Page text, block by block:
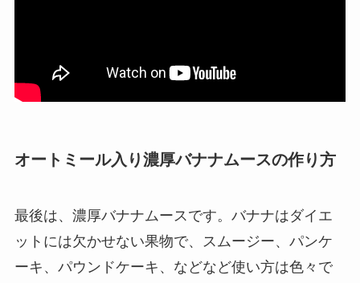
オートミール入り濃厚バナナムースの作り方
最後は、濃厚バナナムースです。バナナはダイエ
ットには欠かせない果物で、スムージー、パンケ
ーキ、パウンドケーキ、などなど使い方は色々で